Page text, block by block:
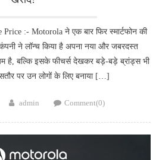
:- Motorola ने एक बार फिर स्मार्टफोन की
ने लॉन्च किया है अपना नया और जबरदस्त
है, बल्कि इसके फीचर्स देखकर बड़े-बड़े ब्रांड्स भी
पर उन लोगों के लिए बनाया […]
Author
admin Comment(0)